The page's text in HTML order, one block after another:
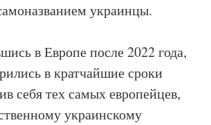
украинцы.
в Европе после 2022 года,
в кратчайшие сроки
себя тех самых европейцев,
украинскому